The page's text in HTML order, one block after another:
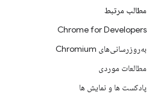
مطالب مرتبط
Chrome for Developers
به‌روزرسانی‌های Chromium
مطالعات موردی
پادکست ها و نمایش ها